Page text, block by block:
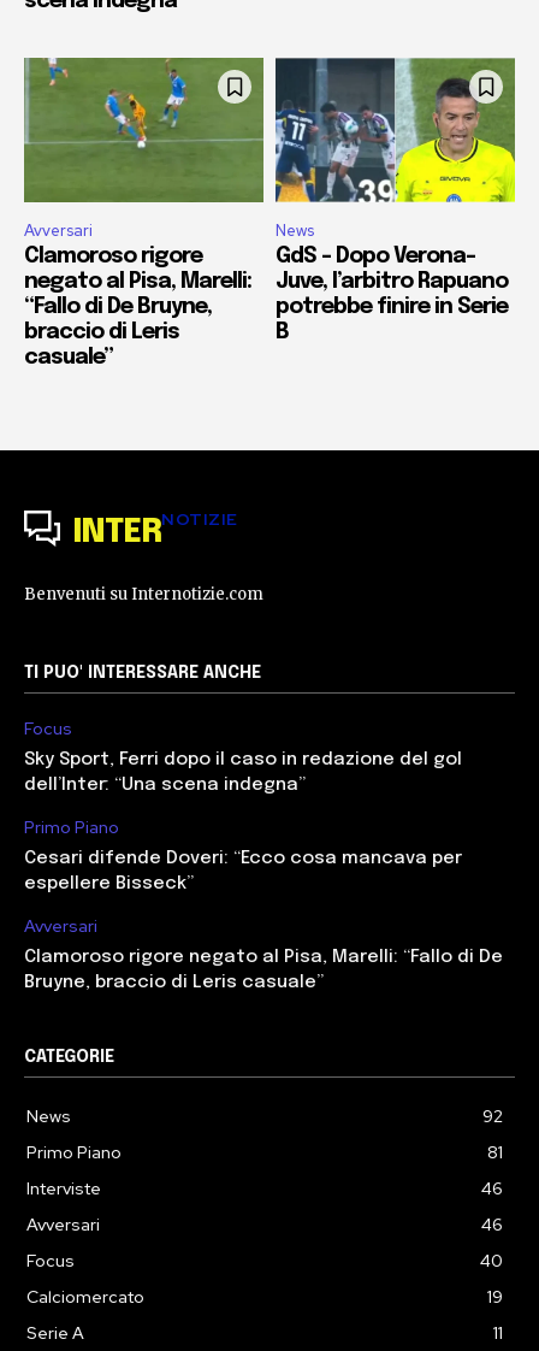
Avversari
Clamoroso rigore
negato al Pisa, Marelli:
“Fallo di De Bruyne,
braccio di Leris
casuale”
News
GdS – Dopo Verona-
Juve, l’arbitro Rapuano
potrebbe finire in Serie
B
INTERNOTIZIE
Benvenuti su Internotizie.com
TI PUO' INTERESSARE ANCHE
Focus
Sky Sport, Ferri dopo il caso in redazione del gol
dell’Inter: “Una scena indegna”
Primo Piano
Cesari difende Doveri: “Ecco cosa mancava per
espellere Bisseck”
Avversari
Clamoroso rigore negato al Pisa, Marelli: “Fallo di De
Bruyne, braccio di Leris casuale”
CATEGORIE
News
92
Primo Piano
81
Interviste
46
Avversari
46
Focus
40
Calciomercato
19
Serie A
11